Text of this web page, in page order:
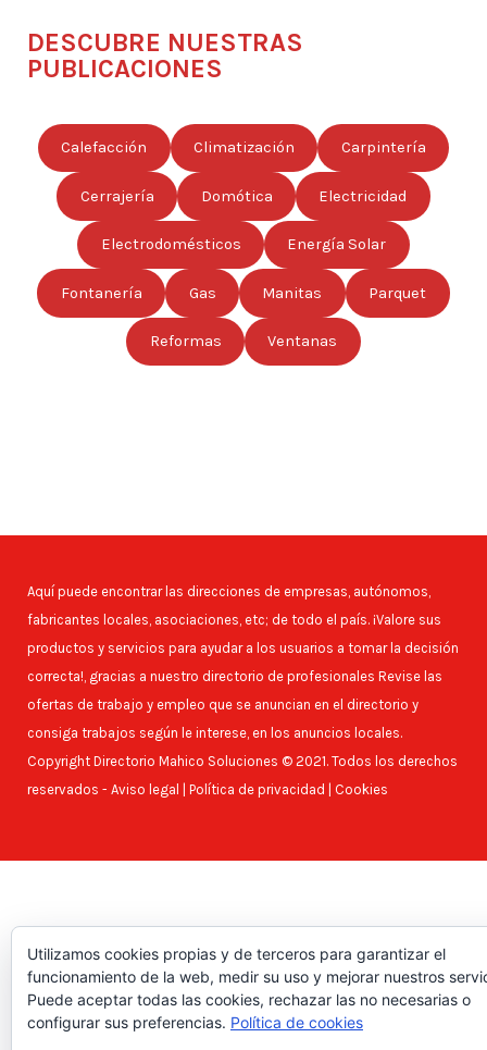
DESCUBRE NUESTRAS
PUBLICACIONES
Calefacción Climatización Carpintería
Cerrajería Domótica Electricidad
Electrodomésticos Energía Solar
Fontanería Gas Manitas Parquet
Reformas Ventanas
Aquí puede encontrar las direcciones de empresas, autónomos,
fabricantes locales, asociaciones, etc; de todo el país. ¡Valore sus
productos y servicios para ayudar a los usuarios a tomar la decisión
correcta!, gracias a nuestro directorio de profesionales Revise las
ofertas de trabajo y empleo que se anuncian en el directorio y
consiga trabajos según le interese, en los anuncios locales.
Copyright Directorio Mahico Soluciones © 2021. Todos los derechos
reservados - Aviso legal Política de privacidad Cookies
Utilizamos cookies propias y de terceros para garantizar el
funcionamiento de la web, medir su uso y mejorar nuestros
Puede aceptar todas las cookies, rechazar las no necesarias o
configurar sus preferencias. Política de cookies